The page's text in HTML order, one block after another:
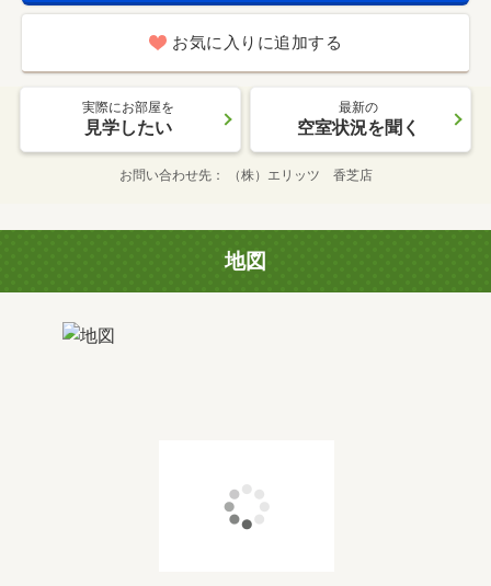
お気に入りに追加する
実際にお部屋を
見学したい
最新の
空室状況を聞く
お問い合わせ先 （株）エリッツ 香芝店
地図